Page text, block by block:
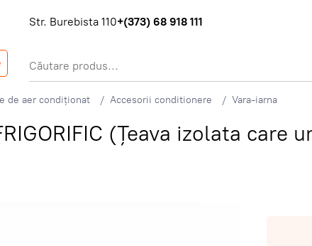
Str. Burebista 110+(373) 68 918 111
de aer condiționat Accesorii conditionere Vara-iarna
(Țeava izolata